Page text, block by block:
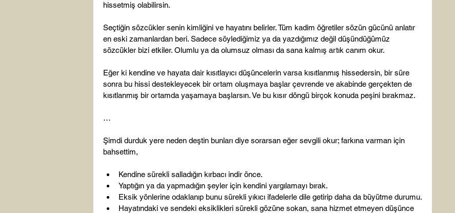
hissetmiş olabilirsin.
Seçtiğin sözcükler senin kimliğini ve hayatını belirler. Tüm kadim öğretiler sözün gücünü anlatır
en eski zamanlardan beri. Sadece söylediğimiz ya da yazdığımız değil düşündüğümüz
sözcükler bizi etkiler. Olumlu ya da olumsuz olması da sana kalmış artık canım okur.
Eğer ki kendine ve hayata dair kısıtlayıcı düşüncelerin varsa kısıtlanmış hissedersin, bir süre
sonra bu hissi destekleyecek bir ortam oluşmaya başlar çevrende ve akabinde gerçekten de
kısıtlanmış bir ortamda yaşamaya başlarsın. Ve bu kısır döngü birçok konuda peşini bırakmaz.
…
Şimdi durduk yere neden deştin bunları diye sorarsan eğer sevgili okur; farkına varman için
Kendine sürekli salladığın kırbacı indir önce.
Yaptığın ya da yapmadığın şeyler için kendini yargılamayı bırak.
Eksik yönlerine odaklanıp bunu sürekli yıkıcı ifadelerle dile getirip daha da büyütme durumu.
Hayatındaki ve sendeki eksiklikleri sürekli gözüne sokan, sana hizmet etmeyen düşünce